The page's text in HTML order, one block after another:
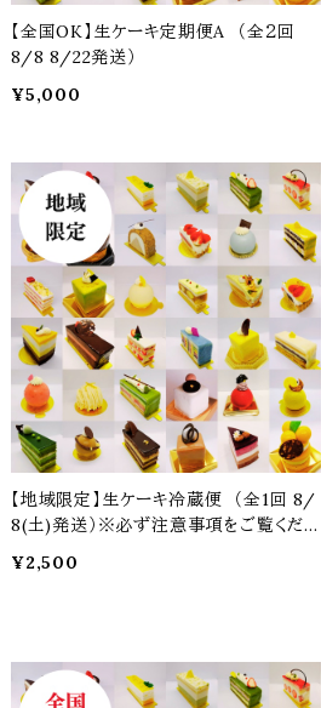
【全国OK】生ケーキ定期便A （全２回
8/8 8/22発送）
¥5,000
【地域限定】生ケーキ冷蔵便 （全1回 8/
8(土)発送）※必ず注意事項をご覧くださ
¥2,500